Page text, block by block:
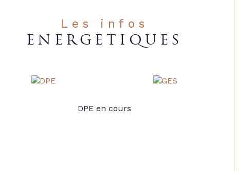
Les infos
ENERGETIQUES
DPE en cours